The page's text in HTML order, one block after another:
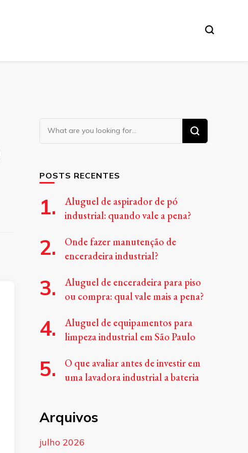
Looking
for
POSTS RECENTES
Aluguel de aspirador de pó
industrial: quando vale a pena?
Onde fazer manutenção de
enceradeira industrial?
Aluguel de enceradeira para piso
ou compra: qual vale mais a pena?
Aluguel de equipamentos para
limpeza industrial em São Paulo
O que avaliar antes de investir em
uma lavadora industrial a bateria
Arquivos
julho 2026